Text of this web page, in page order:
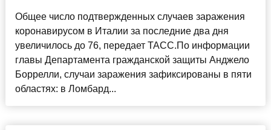
Общее число подтвержденных случаев заражения
коронавирусом в Италии за последние два дня
увеличилось до 76, передает ТАСС.По информации
главы Департамента гражданской защиты Анджело
Боррелли, случаи заражения зафиксированы в пяти
областях: в Ломбард...